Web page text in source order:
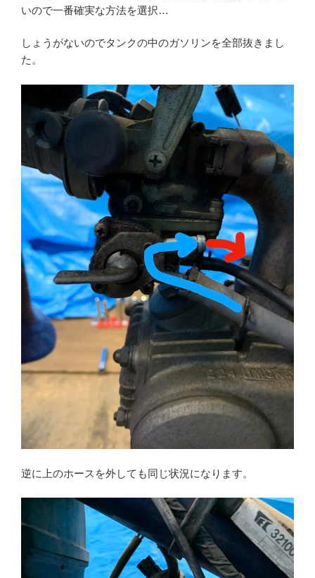
いので一番確実な方法を選択…
しょうがないのでタンクの中のガソリンを全部抜きまし
た。
逆に上のホースを外しても同じ状況になります。